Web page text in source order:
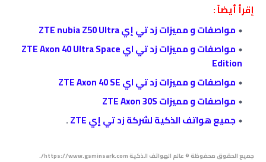
إقرأ أيضاً :
مواصفات و مميزات زد تي إي ZTE nubia Z50 Ultra
مواصفات و مميزات زد تي اي ZTE Axon 40 Ultra Space
Edition
مواصفات و مميزات زد تي اي ZTE Axon 40 SE
مواصفات و مميزات ZTE Axon 30S
جميع هواتف الذكية لشركة زد تي إي ZTE
.
جميع الحقوق محفوظة © عالم الهواتف الذكية https://www.gsminsark.com/.